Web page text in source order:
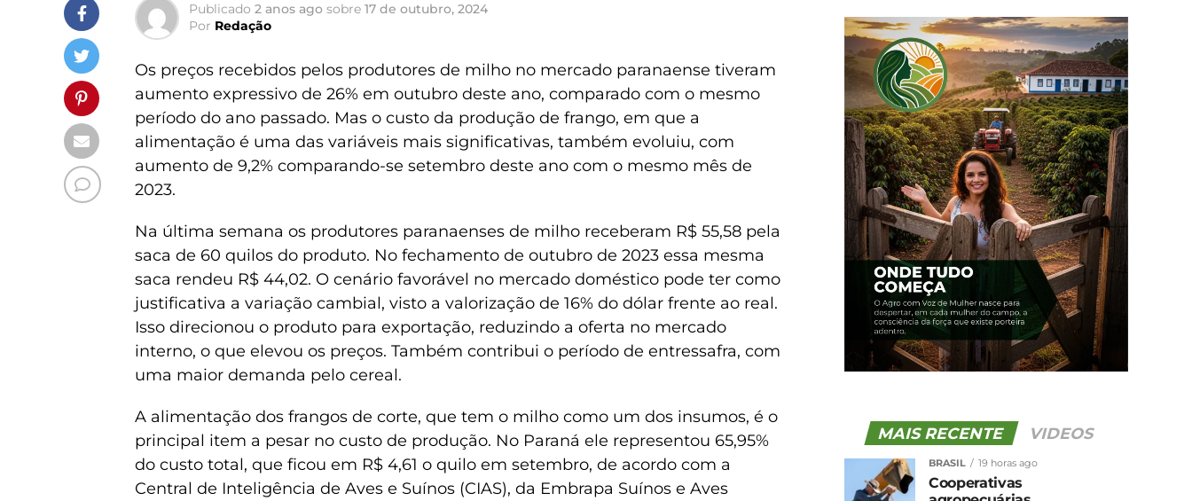
Publicado 2 anos ago sobre 17 de outubro, 2024
Por Redação
Os preços recebidos pelos produtores de milho no mercado paranaense tiveram
aumento expressivo de 26% em outubro deste ano, comparado com o mesmo
período do ano passado. Mas o custo da produção de frango, em que a
alimentação é uma das variáveis mais significativas, também evoluiu, com
aumento de 9,2% comparando-se setembro deste ano com o mesmo mês de
2023.
Na última semana os produtores paranaenses de milho receberam R$ 55,58 pela
saca de 60 quilos do produto. No fechamento de outubro de 2023 essa mesma
saca rendeu R$ 44,02. O cenário favorável no mercado doméstico pode ter como
justificativa a variação cambial, visto a valorização de 16% do dólar frente ao real.
Isso direcionou o produto para exportação, reduzindo a oferta no mercado
interno, o que elevou os preços. Também contribui o período de entressafra, com
uma maior demanda pelo cereal.
A alimentação dos frangos de corte, que tem o milho como um dos insumos, é o
principal item a pesar no custo de produção. No Paraná ele representou 65,95%
do custo total, que ficou em R$ 4,61 o quilo em setembro, de acordo com a
Central de Inteligência de Aves e Suínos (CIAS), da Embrapa Suínos e Aves
MAIS RECENTE VIDEOS
BRASIL 19 horas ago
Cooperativas